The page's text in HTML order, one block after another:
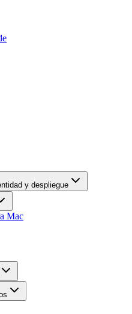
y despliegue
Mac